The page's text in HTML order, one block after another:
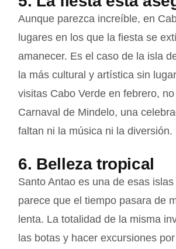
Aunque parezca increíble, en
lugares en los que la fiesta se
amanecer. Es el caso de la isla
la más cultural y artística sin
visitas Cabo Verde en febrero,
Carnaval de Mindelo, una
faltan ni la música ni la diversión.
6. Belleza tropical
Santo Antao es una de esas
parece que el tiempo pasara de
lenta. La totalidad de la misma
las botas y hacer excursiones